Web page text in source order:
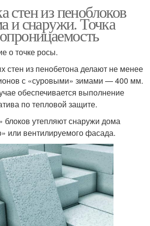
стен из пеноблоков
и снаружи. Точка
о точке росы.
стен из пенобетона делают не менее
с «суровыми» зимами — 400 мм.
обеспечивается выполнение
по тепловой защите.
блоков утепляют снаружи дома
или вентилируемого фасада.